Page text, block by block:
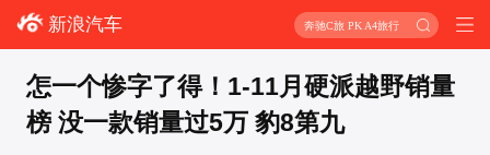
新浪汽车 奔驰C旅 PK A4旅行
怎一个惨字了得！1-11月硬派越野销量
榜 没一款销量过5万 豹8第九